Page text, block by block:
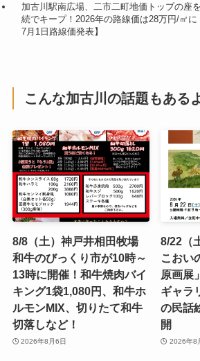
加古川駅南広場、二市二町地価トップの座
続でキープ！2026年の路線価は28万円/㎡に
7月1日路線価発表】
こんな加古川の話題もある
8/8（土）神戸井相田牧場
和牛のびっくり市が10時～
13時に開催！和牛焼肉バイ
キング1袋1,080円、和牛ホ
ルモンMIX、切りたて和牛
切落しなど！
2026年8月6日
8/22（
こおい
原画展
ギャラ
の民話
開
2026年8